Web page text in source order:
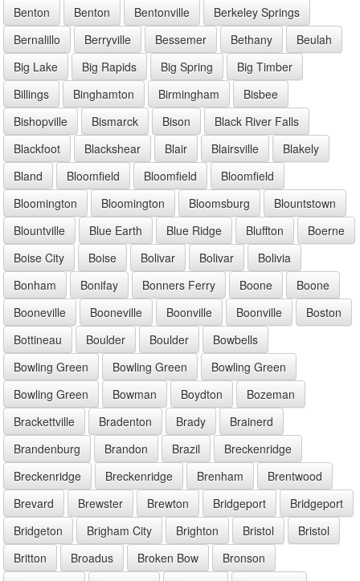
Benton
Benton Bentonville
Berkeley Springs
Bernalillo
Berryville Bessemer Bethany
Beulah
Big Lake
Big Rapids Big Spring
Big Timber
Billings
Binghamton Birmingham
Bisbee
Bishopville
Bismarck Bison
Black River Falls
Blackfoot
Blackshear Blair Blairsville
Blakely
Bland
Bloomfield Bloomfield
Bloomfield
Bloomington
Bloomington Bloomsburg
Blountstown
Blountville
Blue Earth Blue Ridge Bluffton
Boerne
Boise City
Boise Bolivar Bolivar
Bolivia
Bonham
Bonifay Bonners Ferry Boone
Boone
Booneville
Booneville Boonville Boonville
Boston
Bottineau
Boulder Boulder
Bowbells
Bowling Green
Bowling Green
Bowling Green
Bowling Green
Bowman Boydton
Bozeman
Brackettville
Bradenton Brady
Brainerd
Brandenburg
Brandon Brazil
Breckenridge
Breckenridge
Breckenridge Brenham
Brentwood
Brevard
Brewster Brewton Bridgeport
Bridgeport
Bridgeton
Brigham City Brighton Bristol
Bristol
Britton
Broadus Broken Bow
Bronson